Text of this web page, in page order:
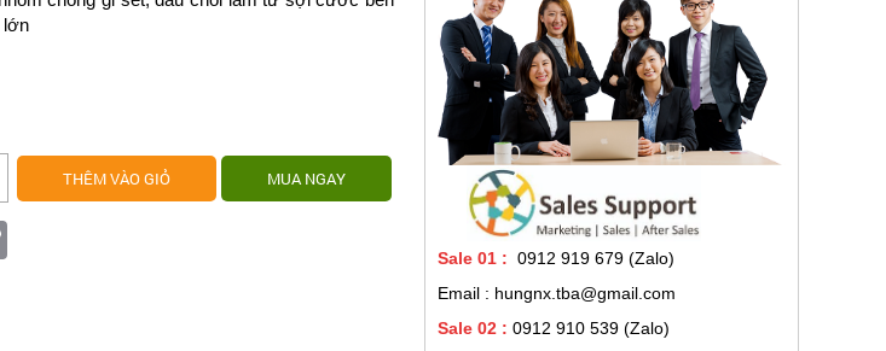
lớn
Sale 01 : 0912 919 679 (Zalo)
Email : hungnx.tba@gmail.com
Sale 02 : 0912 910 539 (Zalo)